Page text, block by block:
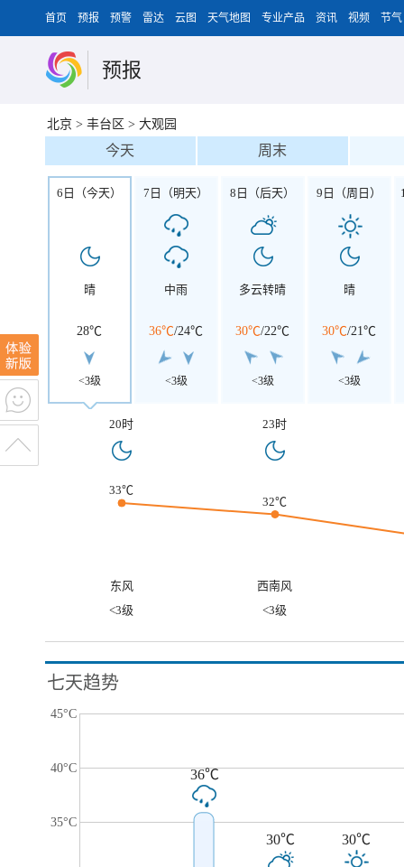
首页 预报 预警 雷达 云图 天气地图 专业产品 资讯 视频 节气
预报
北京 > 丰台区 > 大观园
今天 周末
6日（今天）
晴
28℃
<3级
7日（明天）
中雨
36℃/24℃
<3级
8日（后天）
多云转晴
30℃/22℃
<3级
9日（周日）
晴
30℃/21℃
<3级
20时 23时
33℃
32℃
东风
西南风
<3级
<3级
七天趋势
45°C
40°C
35°C
36℃
30℃ 30℃